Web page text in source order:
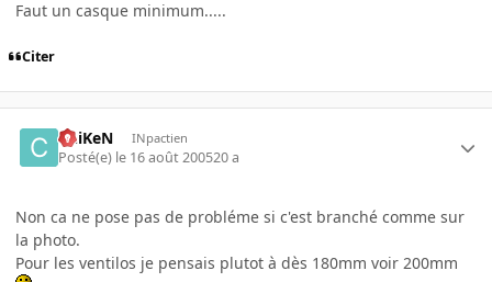
Faut un casque minimum.....
Citer
ChiKeN INpactien
Posté(e) le 16 août 200520 a
Non ca ne pose pas de probléme si c'est branché comme sur
la photo.
Pour les ventilos je pensais plutot à dès 180mm voir 200mm